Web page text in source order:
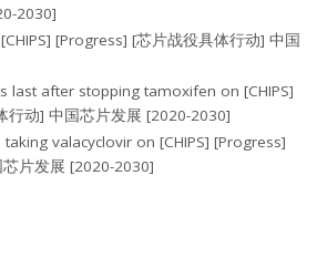
2030]
[CHIPS] [Progress] [芯片战役具体行动] 中国
last after stopping tamoxifen on[CHIPS]
行动] 中国芯片发展 [2020-2030]
valacyclovir on[CHIPS] [Progress]
片发展 [2020-2030]